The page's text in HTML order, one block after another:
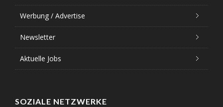
Werbung / Advertise
Newsletter
Aktuelle Jobs
SOZIALE NETZWERKE